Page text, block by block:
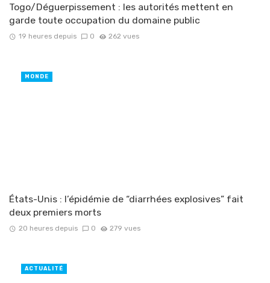
Togo/Déguerpissement : les autorités mettent en
garde toute occupation du domaine public
19 heures depuis 0 262 vues
États-Unis : l’épidémie de “diarrhées explosives” fait
deux premiers morts
20 heures depuis 0 279 vues
MONDE
ACTUALITÉ